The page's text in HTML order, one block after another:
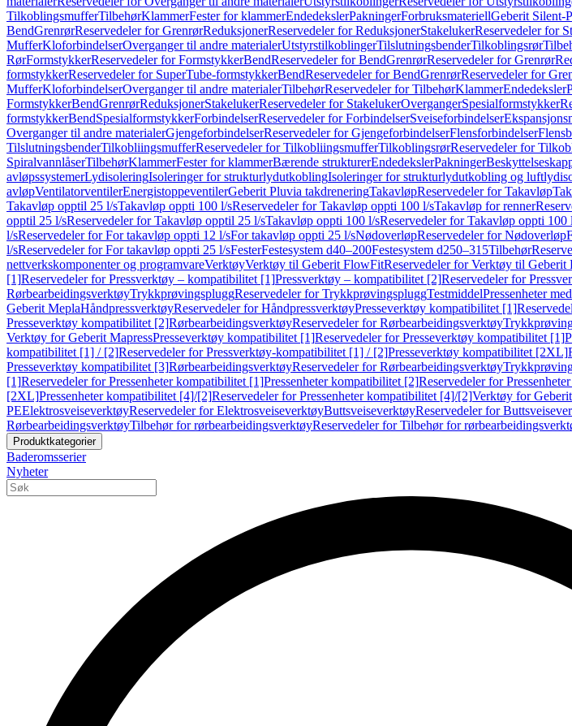
TilkoblingsmufferTilbehørKlammerFester for klammerEndedekslerPakningerForbruksmateriellGeberit Silent-
BendGrenrørReservedeler for GrenrørReduksjonerReservedeler for ReduksjonerStakelukerReservedeler for
MufferKloforbindelserOverganger til andre materialerUtstyrstilkoblingerTilslutningsbenderTilkoblingsrør
RørFormstykkerReservedeler for FormstykkerBendReservedeler for BendGrenrørReservedeler for Grenrør
formstykkerReservedeler for SuperTube-formstykkerBendReservedeler for BendGrenrørReservedeler for
MufferKloforbindelserOverganger til andre materialerTilbehørReservedeler for TilbehørKlammerEndedeksler
FormstykkerBendGrenrørReduksjonerStakelukerReservedeler for StakelukerOvergangerSpesialformstykker
formstykkerBendSpesialformstykkerForbindelserReservedeler for ForbindelserSveiseforbindelser
Overganger til andre materialerGjengeforbindelserReservedeler for GjengeforbindelserFlensforbindelser
TilslutningsbenderTilkobliingsmufferReservedeler for TilkobliingsmufferTilkoblingsrørReservedeler for
SpiralvannlåserTilbehørKlammerFester for klammerBærende strukturerEndedekslerPakninger
avløpssystemerLydisoleringIsoleringer for strukturlydutkoblingIsoleringer for strukturlydutkobling og
avløpVentilatorventilerEnergistoppeventilerGeberit Pluvia takdreneringTakavløpReservedeler for Takavløp
Takavløp opptil 25 l/sTakavløp oppti 100 l/sReservedeler for Takavløp oppti 100 l/sTakavløp for renner
opptil 25 l/sReservedeler for Takavløp opptil 25 l/sTakavløp oppti 100 l/sReservedeler for Takavløp oppti 100
l/sReservedeler for For takavløp oppti 12 l/sFor takavløp oppti 25 l/sNødoverløpReservedeler for Nødoverløp
l/sReservedeler for For takavløp oppti 25 l/sFesterFestesystem d40–200Festesystem d250–315Tilbehør
nettverkskomponenter og programvareVerktøyVerktøy til Geberit FlowFitReservedeler for Verktøy til Geberit
[1]Reservedeler for Pressverktøy – kompatibilitet [1]Pressverktøy – kompatibilitet [2]Reservedeler for
RørbearbeidingsverktøyTrykkprøvingspluggReservedeler for TrykkprøvingspluggTestmiddelPressenheter
Geberit MeplaHåndpressverktøyReservedeler for HåndpressverktøyPresseverktøy kompatibilitet [1]
Presseverktøy kompatibilitet [2]RørbearbeidingsverktøyReservedeler for Rørbearbeidingsverktøy
Verktøy for Geberit MapressPresseverktøy kompatibilitet [1]Reservedeler for Presseverktøy kompatibilitet [1]
kompatibilitet [1] / [2]Reservedeler for Pressverktøy-kompatibilitet [1] / [2]Presseverktøy kompatibilitet [2XL]
Presseverktøy kompatibilitet [3]RørbearbeidingsverktøyReservedeler for Rørbearbeidingsverktøy
[1]Reservedeler for Pressenheter kompatibilitet [1]Pressenheter kompatibilitet [2]Reservedeler for
[2XL]Pressenheter kompatibilitet [4]/[2]Reservedeler for Pressenheter kompatibilitet [4]/[2]Verktøy for
PEElektrosveiseverktøyReservedeler for ElektrosveiseverktøyButtsveiseverktøyReservedeler for
RørbearbeidingsverktøyTilbehør for rørbearbeidingsverktøyReservedeler for Tilbehør for
Produktkategorier
Baderomsserier
Nyheter